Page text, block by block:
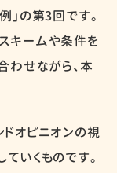
」の第3回です。
キームや条件を
わせながら、本
ドオピニオンの視
いくものです。